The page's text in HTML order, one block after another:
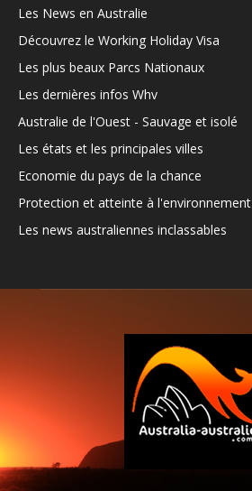
Les News en Australie
Découvrez le Working Holiday Visa
Les plus beaux Parcs Nationaux
Les dernières infos Whv
Australie de l'Ouest - Sauvage et isolé
Les états et les principales villes
Economie du pays de la chance
Protection et atteinte à l'environnement
Les news australiennes inclassables